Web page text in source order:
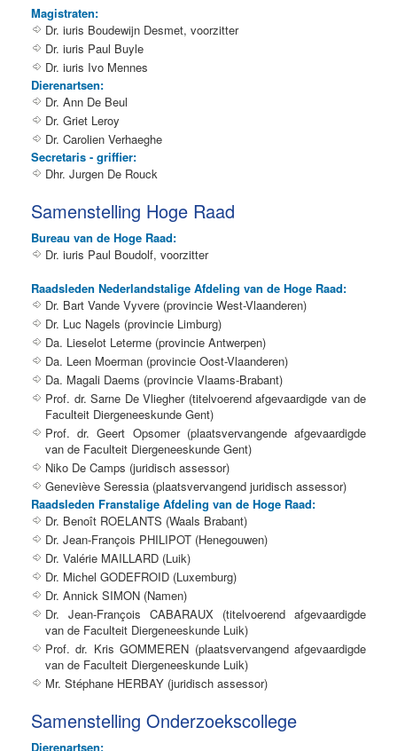
Magistraten:
Dr. iuris Boudewijn Desmet, voorzitter
Dr. iuris Paul Buyle
Dr. iuris Ivo Mennes
Dierenartsen:
Dr. Ann De Beul
Dr. Griet Leroy
Dr. Carolien Verhaeghe
Secretaris - griffier:
Dhr. Jurgen De Rouck
Samenstelling Hoge Raad
Bureau van de Hoge Raad:
Dr. iuris Paul Boudolf, voorzitter
Raadsleden Nederlandstalige Afdeling van de Hoge Raad:
Dr. Bart Vande Vyvere (provincie West-Vlaanderen)
Dr. Luc Nagels (provincie Limburg)
Da. Lieselot Leterme (provincie Antwerpen)
Da. Leen Moerman (provincie Oost-Vlaanderen)
Da. Magali Daems (provincie Vlaams-Brabant)
Prof. dr. Sarne De Vliegher (titelvoerend afgevaardigde van de
Faculteit Diergeneeskunde Gent)
Prof. dr. Geert Opsomer (plaatsvervangende afgevaardigde
van de Faculteit Diergeneeskunde Gent)
Niko De Camps (juridisch assessor)
Geneviève Seressia (plaatsvervangend juridisch assessor)
Raadsleden Franstalige Afdeling van de Hoge Raad:
Dr. Benoît ROELANTS (Waals Brabant)
Dr. Jean-François PHILIPOT (Henegouwen)
Dr. Valérie MAILLARD (Luik)
Dr. Michel GODEFROID (Luxemburg)
Dr. Annick SIMON (Namen)
Dr. Jean-François CABARAUX (titelvoerend afgevaardigde
van de Faculteit Diergeneeskunde Luik)
Prof. dr. Kris GOMMEREN (plaatsvervangend afgevaardigde
van de Faculteit Diergeneeskunde Luik)
Mr. Stéphane HERBAY (juridisch assessor)
Samenstelling Onderzoekscollege
Dierenartsen: